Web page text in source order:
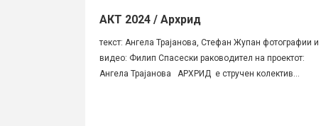
АКТ 2024 / Архрид
текст: Ангела Трајанова, Стефан Жупан фотографии и
видео: Филип Спасески раководител на проектот:
Ангела Трајанова АРХРИД е стручен колектив...